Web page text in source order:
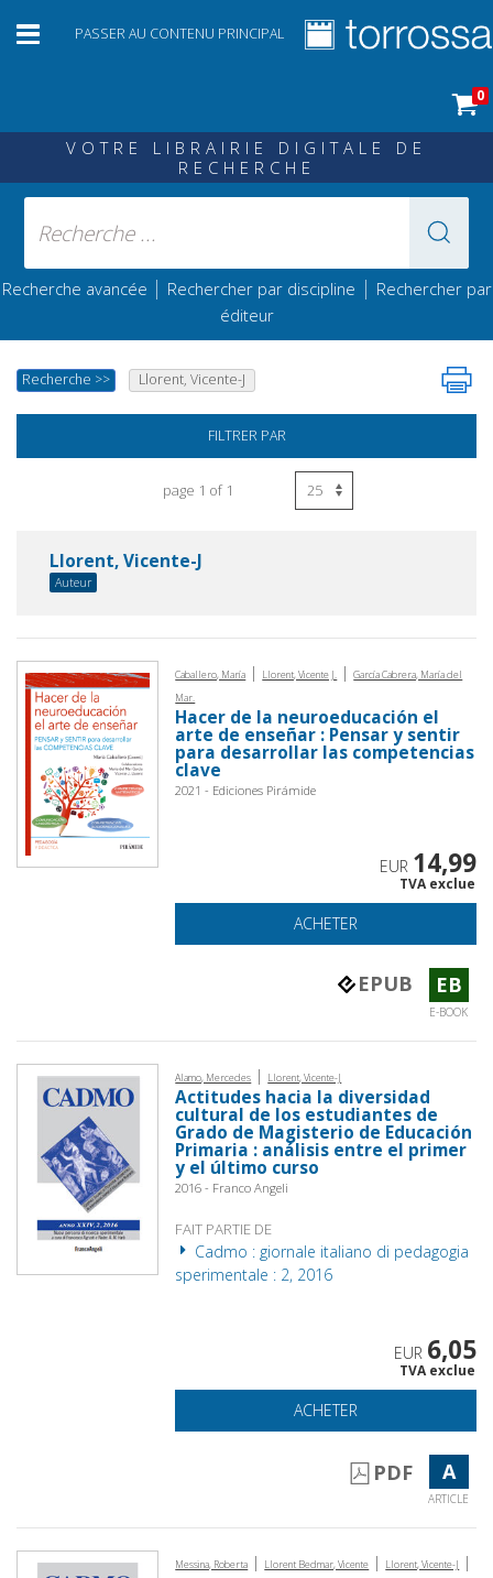
PASSER AU CONTENU PRINCIPAL
0
VOTRE LIBRAIRIE DIGITALE DE
RECHERCHE
Recherche avancée | Rechercher par discipline | Rechercher par
éditeur
Recherche >> Llorent, Vicente-J
FILTRER PAR
page 1 of 1
Llorent, Vicente-J
Auteur
Caballero, María | Llorent, Vicente J. | García Cabrera, María del
Mar.
Hacer de la neuroeducación el
arte de enseñar : Pensar y sentir
para desarrollar las competencias
clave
2021 - Ediciones Pirámide
EUR 14,99
TVA exclue
ACHETER
EPUB EB
E-BOOK
Alamo, Mercedes | Llorent, Vicente-J
Actitudes hacia la diversidad
cultural de los estudiantes de
Grado de Magisterio de Educación
Primaria : análisis entre el primer
y el último curso
2016 - Franco Angeli
FAIT PARTIE DE
Cadmo : giornale italiano di pedagogia
sperimentale : 2, 2016
EUR 6,05
TVA exclue
ACHETER
PDF A
ARTICLE
Messina, Roberta | Llorent Bedmar, Vicente | Llorent, Vicente-J |